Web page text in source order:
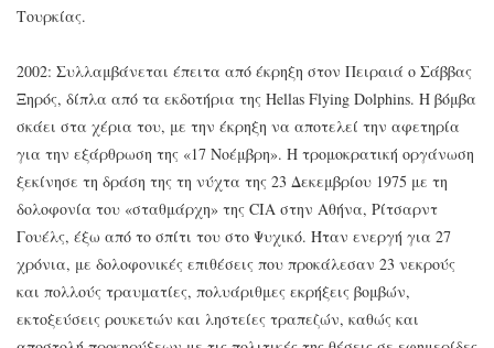
Τουρκίας.
2002: Συλλαμβάνεται έπειτα από έκρηξη στον Πειραιά ο Σάββας
Ξηρός, δίπλα από τα εκδοτήρια της Hellas Flying Dolphins. H βόμβα
σκάει στα χέρια του, με την έκρηξη να αποτελεί την αφετηρία
για την εξάρθρωση της «17 Νοέμβρη». Η τρομοκρατική οργάνωση
ξεκίνησε τη δράση της τη νύχτα της 23 Δεκεμβρίου 1975 με τη
δολοφονία του «σταθμάρχη» της CIA στην Αθήνα, Pίτσαρντ
Γουέλς, έξω από το σπίτι του στο Ψυχικό. Ήταν ενεργή για 27
χρόνια, με δολοφονικές επιθέσεις που προκάλεσαν 23 νεκρούς
και πολλούς τραυματίες, πολυάριθμες εκρήξεις βομβών,
εκτοξεύσεις ρουκετών και ληστείες τραπεζών, καθώς και